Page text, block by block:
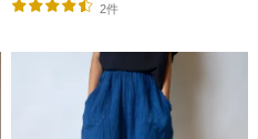
2件